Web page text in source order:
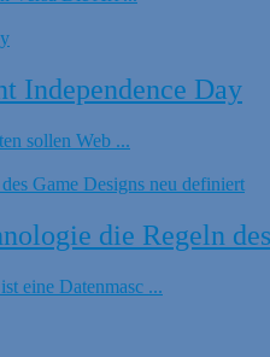
Independence Day
sollen Web ...
die Regeln
eine Datenmasc ...